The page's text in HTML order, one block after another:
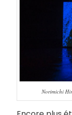
Norimichi